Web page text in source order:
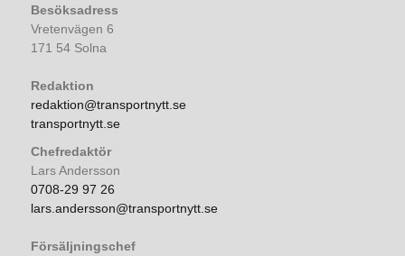
Besöksadress
Vretenvägen 6
171 54 Solna
Redaktion
redaktion@transportnytt.se
transportnytt.se
Chefredaktör
Lars Andersson
0708-29 97 26
lars.andersson@transportnytt.se
Försäljningschef